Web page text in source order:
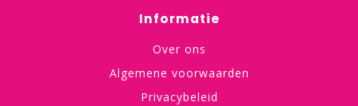
Informatie
Over ons
Algemene voorwaarden
Privacybeleid